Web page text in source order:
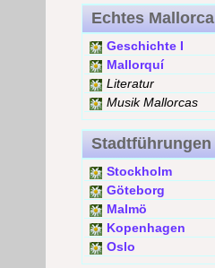
Echtes Mallorca
Geschichte I
Mallorquí
Literatur
Musik Mallorcas
Stadtführungen
Stockholm
Göteborg
Malmö
Kopenhagen
Oslo